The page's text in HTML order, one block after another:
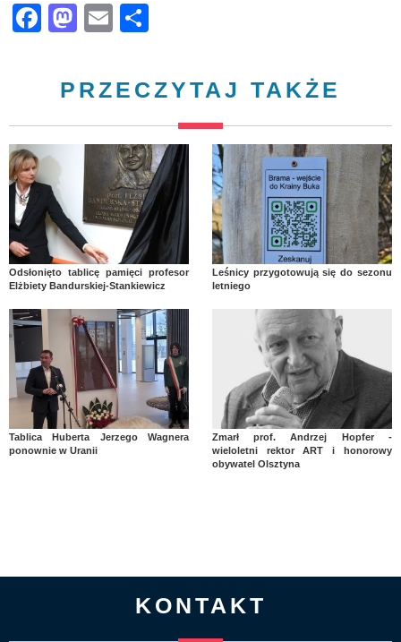
Facebook
Mastodon
Email
PRZECZYTAJ TAKŻE
Odsłonięto tablicę pamięci profesor
Elżbiety Bandurskiej-Stankiewicz
Leśnicy przygotowują się do sezonu
letniego
Tablica Huberta Jerzego Wagnera
ponownie w Uranii
Zmarł prof. Andrzej Hopfer -
wieloletni rektor ART i honorowy
obywatel Olsztyna
KONTAKT